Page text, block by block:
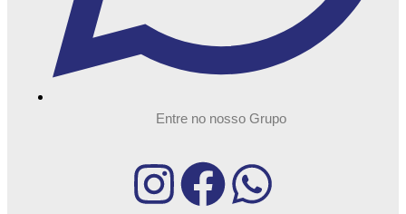
Entre no nosso Grupo